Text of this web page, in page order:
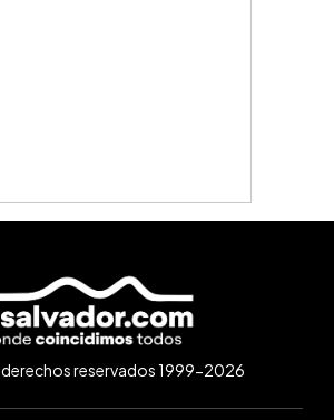
reservados 1999-2026